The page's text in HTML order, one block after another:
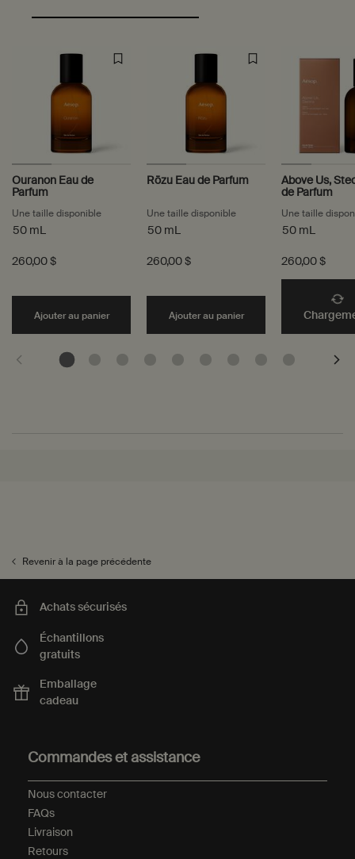
PDP Customer Service Banner
PDP carousel with text
PDP Slot with tabs
Ouranon Eau de
Parfum
Une taille disponible
50 mL
260,00 $
Ajouter au panierAdd the Ouranon Eau de Parfum to cart
Rōzu Eau de Parfum
Une taille disponible
50 mL
260,00 $
Ajouter au panierAdd the Rōzu Eau
Above Us,
de Parfum
Une taille
50 mL
260,00 $
Revenir à la page précédente
Achats sécurisés
Échantillons
gratuits
Emballage
cadeau
Commandes et assistance
Nous contacter
FAQs
Livraison
Retours